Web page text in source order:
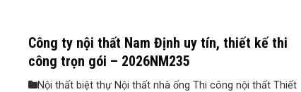
Công ty nội thất Nam Định uy tín, thiết kế thi
công trọn gói – 2026NM235
Nội thất biệt thự Nội thất nhà ống Thi công nội thất Thiết